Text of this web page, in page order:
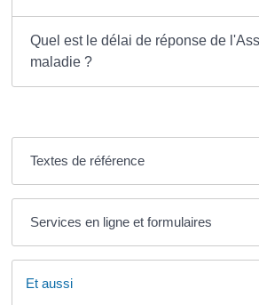
Quel est le délai de réponse de
maladie ?
Textes de référence
Services en ligne et formulaires
Et aussi